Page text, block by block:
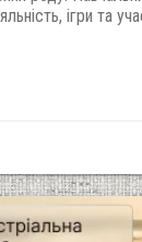
ігри та